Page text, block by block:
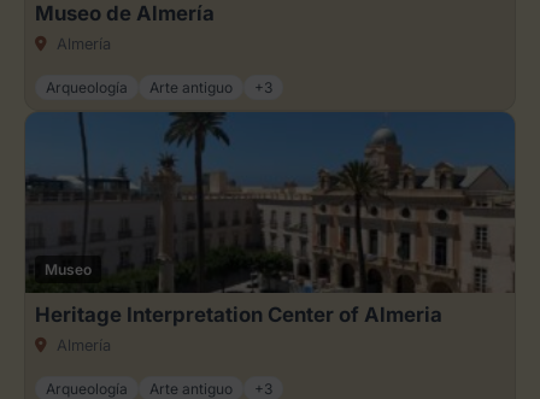
Museo de Almería
Almería
Arqueología Arte antiguo +3
Museo
Heritage Interpretation Center of Almeria
Almería
Arqueología Arte antiguo +3